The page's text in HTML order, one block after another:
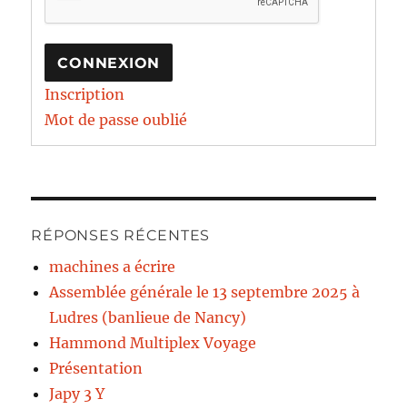
CONNEXION
Inscription
Mot de passe oublié
RÉPONSES RÉCENTES
machines a écrire
Assemblée générale le 13 septembre 2025 à
Ludres (banlieue de Nancy)
Hammond Multiplex Voyage
Présentation
Japy 3 Y